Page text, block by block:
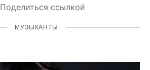
Поделиться ссылкой
МУЗЫКАНТЫ